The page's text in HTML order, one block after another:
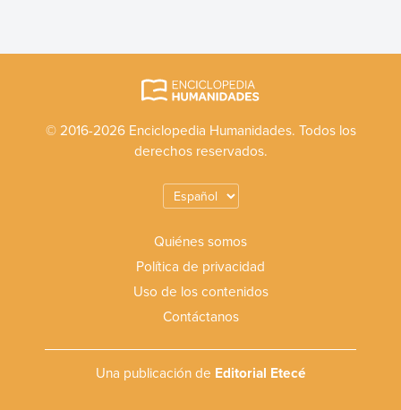
© 2016-2026 Enciclopedia Humanidades. Todos los
derechos reservados.
Quiénes somos
Política de privacidad
Uso de los contenidos
Contáctanos
Una publicación de Editorial Etecé